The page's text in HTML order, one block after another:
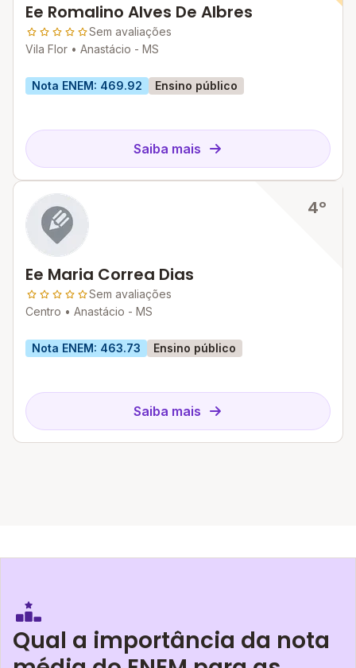
Ee Romalino Alves De Albres
Sem avaliações
Vila Flor • Anastácio - MS
Nota ENEM: 469.92 Ensino público
Saiba mais
4º
Ee Maria Correa Dias
Sem avaliações
Centro • Anastácio - MS
Nota ENEM: 463.73 Ensino público
Saiba mais
Qual a importância da nota